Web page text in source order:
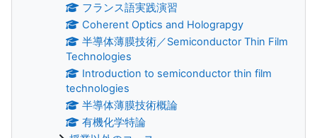
フランス語実践演習
Coherent Optics and Holograpgy
半導体薄膜技術／Semiconductor Thin Film
Technologies
Introduction to semiconductor thin film
technologies
半導体薄膜技術概論
有機化学特論